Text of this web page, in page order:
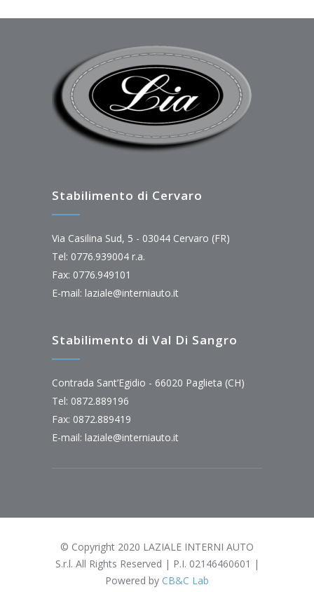
Stabilimento di Cervaro
Via Casilina Sud, 5 - 03044 Cervaro (FR)
Tel: 0776.939004 r.a.
Fax: 0776.949101
E-mail: laziale@interniauto.it
Stabilimento di Val Di Sangro
Contrada Sant’Egidio - 66020 Paglieta (CH)
Tel: 0872.889196
Fax: 0872.889419
E-mail: laziale@interniauto.it
© Copyright 2020 LAZIALE INTERNI AUTO
S.r.l. All Rights Reserved | P.I. 02146460601 |
Powered by CB&C Lab